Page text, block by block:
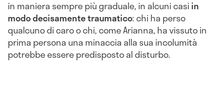
in maniera sempre più graduale, in alcuni casi in
modo decisamente traumatico: chi ha perso
qualcuno di caro o chi, come Arianna, ha vissuto in
prima persona una minaccia alla sua incolumità
potrebbe essere predisposto al disturbo.